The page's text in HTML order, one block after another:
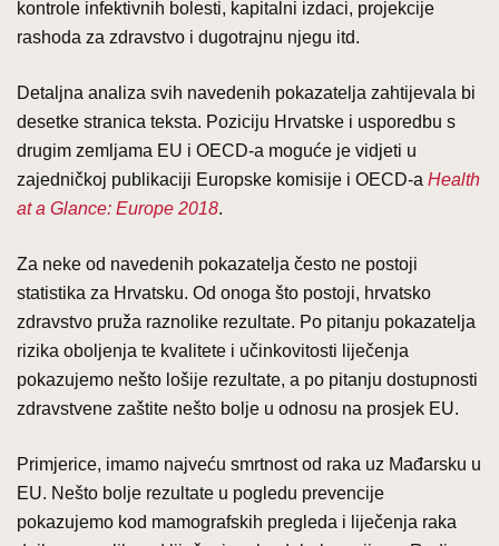
kontrole infektivnih bolesti, kapitalni izdaci, projekcije
rashoda za zdravstvo i dugotrajnu njegu itd.
Detaljna analiza svih navedenih pokazatelja zahtijevala bi
desetke stranica teksta. Poziciju Hrvatske i usporedbu s
drugim zemljama EU i OECD-a moguće je vidjeti u
zajedničkoj publikaciji Europske komisije i OECD-a Health
at a Glance: Europe 2018.
Za neke od navedenih pokazatelja često ne postoji
statistika za Hrvatsku. Od onoga što postoji, hrvatsko
zdravstvo pruža raznolike rezultate. Po pitanju pokazatelja
rizika oboljenja te kvalitete i učinkovitosti liječenja
pokazujemo nešto lošije rezultate, a po pitanju dostupnosti
zdravstvene zaštite nešto bolje u odnosu na prosjek EU.
Primjerice, imamo najveću smrtnost od raka uz Mađarsku u
EU. Nešto bolje rezultate u pogledu prevencije
pokazujemo kod mamografskih pregleda i liječenja raka